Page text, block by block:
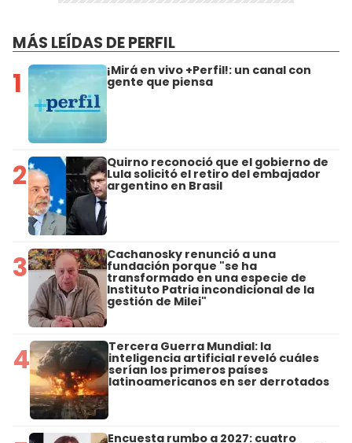
MÁS LEÍDAS DE PERFIL
1 ¡Mirá en vivo +Perfil!: un canal con
gente que piensa
2 Quirno reconoció que el gobierno de
Lula solicitó el retiro del embajador
argentino en Brasil
3 Cachanosky renunció a una
fundación porque "se ha
transformado en una especie de
Instituto Patria incondicional de la
gestión de Milei"
4 Tercera Guerra Mundial: la
inteligencia artificial reveló cuáles
serían los primeros países
latinoamericanos en ser derrotados
Encuesta rumbo a 2027: cuatro